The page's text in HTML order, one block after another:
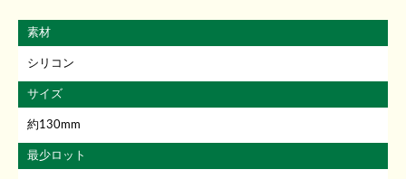
素材
シリコン
サイズ
約130mm
最少ロット